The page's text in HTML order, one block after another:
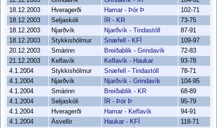
18.12.2003
Hveragerði Hamar - Þór Þ
102-71
18.12.2003
Seljaskóli ÍR - KR
73-75
18.12.2003
Njarðvík Njarðvík - Tindastóll
87-91
18.12.2003
Stykkishólmur Snæfell - KFÍ
109-97
20.12.2003
Smárinn Breiðablik - Grindavík
72-83
21.12.2003
Keflavík Keflavík - Haukar
93-78
4.1.2004
Stykkishólmur Snæfell - Tindastóll
78-71
4.1.2004
Njarðvík Njarðvík - Grindavík
104-95
4.1.2004
Smárinn Breiðablik - KR
68-89
4.1.2004
Seljaskóli ÍR - Þór Þ
95-79
4.1.2004
Hveragerði Hamar - Keflavík
94-91
4.1.2004
Ásvellir Haukar - KFÍ
118-71